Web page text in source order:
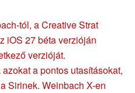
tól, a Creative Strat
iOS 27 béta verzióján
verzióját.
a pontos utasításokat,
Sirinek. Weinbach X-en